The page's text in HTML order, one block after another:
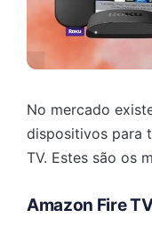
No mercado
dispositivos para
TV. Estes são os
Amazon Fire